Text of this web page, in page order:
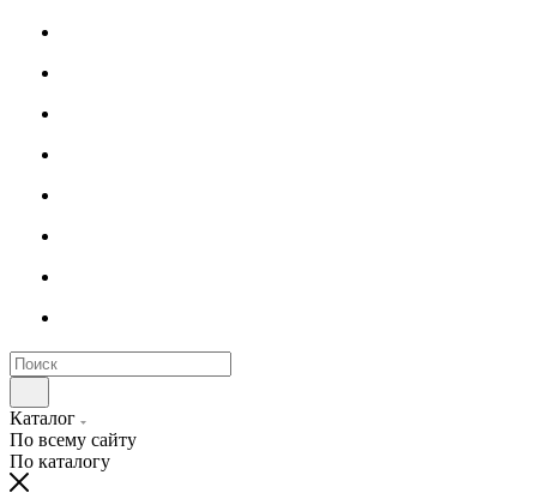
Каталог
По всему сайту
По каталогу